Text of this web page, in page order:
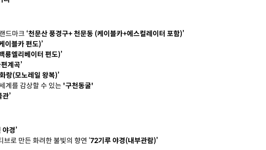
08.26 799,000 원 예약가능
08.27
08.28 799,000 원
08.30 699,000 원
드마크 ‘천문산 풍경구+ 천문동 (케이블카+에스컬레이터 포함)’
이블카 편도)’
룡엘리베이터 편도)’
계곡’
랑(모노레일 왕복)’
계를 감상할 수 있는 '구천동굴'
’
야경’
로 만든 화려한 불빛의 향연 ‘72기루 야경(내부관람)’